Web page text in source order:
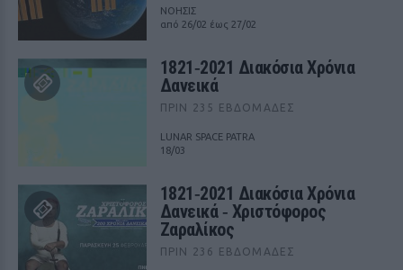
ΝΟΗΣΙΣ
από 26/02 έως 27/02
1821‑2021 Διακόσια Χρόνια
Δανεικά
ΠΡΙΝ 235 ΕΒΔΟΜΆΔΕΣ
LUNAR SPACE PATRA
18/03
1821‑2021 Διακόσια Χρόνια
Δανεικά ‑ Χριστόφορος
Ζαραλίκος
ΠΡΙΝ 236 ΕΒΔΟΜΆΔΕΣ